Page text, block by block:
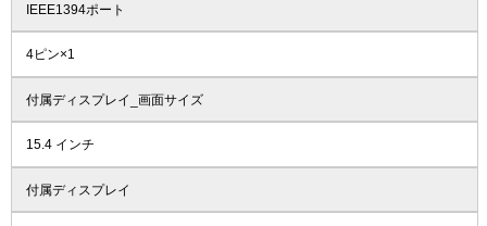
IEEE1394ポート
4ピン×1
付属ディスプレイ_画面サイズ
15.4 インチ
付属ディスプレイ